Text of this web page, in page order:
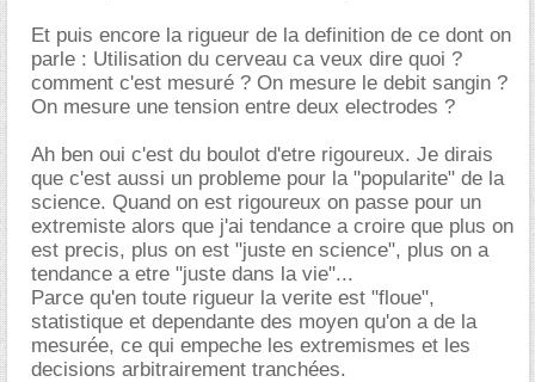
Et puis encore la rigueur de la definition de ce dont on
parle : Utilisation du cerveau ca veux dire quoi ?
comment c'est mesuré ? On mesure le debit sangin ?
On mesure une tension entre deux electrodes ?
Ah ben oui c'est du boulot d'etre rigoureux. Je dirais
que c'est aussi un probleme pour la "popularite" de la
science. Quand on est rigoureux on passe pour un
extremiste alors que j'ai tendance a croire que plus on
est precis, plus on est "juste en science", plus on a
tendance a etre "juste dans la vie"...
Parce qu'en toute rigueur la verite est "floue",
statistique et dependante des moyen qu'on a de la
mesurée, ce qui empeche les extremismes et les
decisions arbitrairement tranchées.